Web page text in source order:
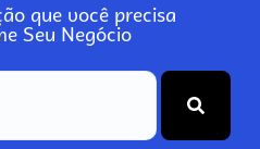
que você precisa
Seu Negócio